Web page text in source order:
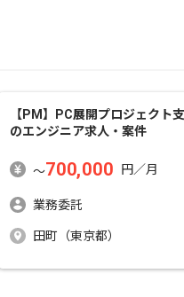
【PM】PC展開プロジェクト
のエンジニア求人・案件
〜700,000 円／月
業務委託
田町（東京都）